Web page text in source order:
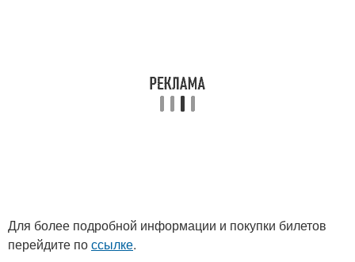
Для более подробной информации и покупки билетов
перейдите поссылке.